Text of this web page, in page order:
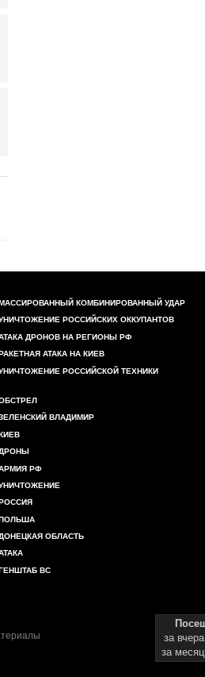
КОМБИНИРОВАННЫЙ УДАР
РОССИЙСКИХ ОККУПАНТОВ
ДРОНОВ НА РЕГИОНЫ РФ
АТАКА НА КИЕВ
РОССИЙСКОЙ ТЕХНИКИ
ВЛАДИМИР
РФ
ОБЛАСТЬ
ВС
за вчера
за месяц